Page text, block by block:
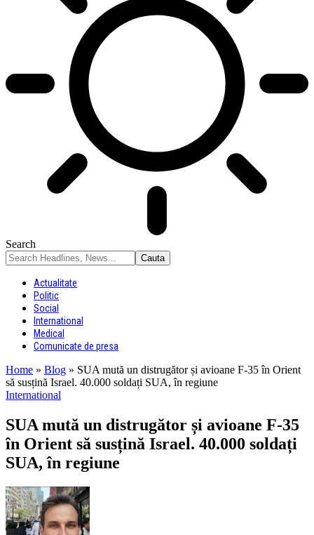
Search
Actualitate
Politic
Social
International
Medical
Comunicate de presa
Home » Blog » SUA mută un distrugător și avioane F-35 în Orient
să susțină Israel. 40.000 soldați SUA, în regiune
International
SUA mută un distrugător și avioane F-35
în Orient să susțină Israel. 40.000 soldați
SUA, în regiune